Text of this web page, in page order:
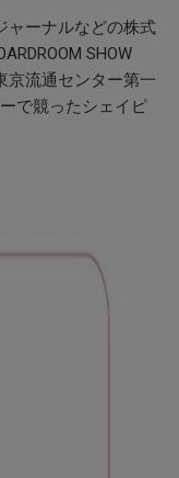
ャーナルなどの株式
SHOW
京流通センター第一
で競ったシェイピ